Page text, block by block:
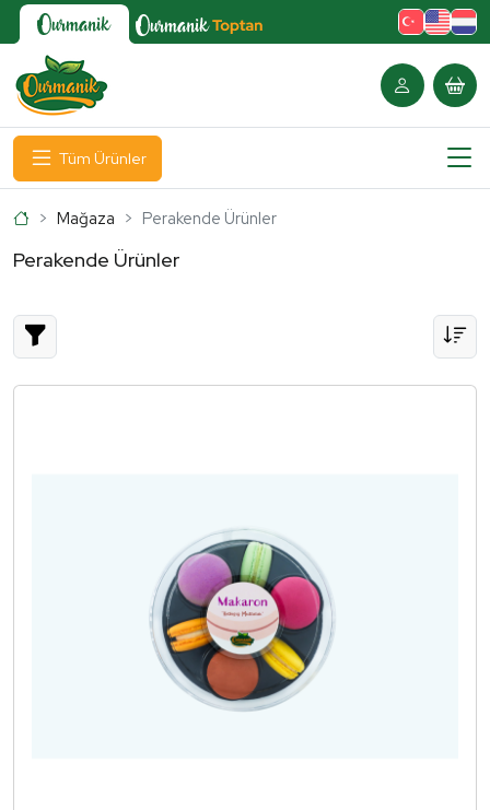
Tüm Ürünler
Ana Sayfa
Mağaza Perakende Ürünler
Perakende Ürünler